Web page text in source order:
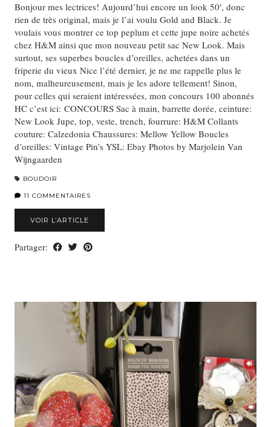
Bonjour mes lectrices! Aujourd’hui encore un look 50′, donc
rien de très original, mais je l’ai voulu Gold and Black. Je
voulais vous montrer ce top peplum et cette jupe noire achetés
chez H&M ainsi que mon nouveau petit sac New Look. Mais
surtout, ses superbes boucles d’oreilles, achetées dans un
friperie du vieux Nice l’été dernier, je ne me rappelle plus le
nom, malheureusement, mais je les adore tellement! Sinon,
pour celles qui seraient intéressées, mon concours 100 abonnés
HC c’est ici: CONCOURS Sac à main, barrette dorée, ceinture:
New Look Jupe, top, veste, trench, fourrure: H&M Collants
couture: Calzedonia Chaussures: Mellow Yellow Boucles
d’oreilles: Vintage Pin’s YSL: Ebay Photos by Marjolein Van
Wijngaarden
BOUDOIR
11 COMMENTAIRES
VOIR L’ARTICLE
Partager: